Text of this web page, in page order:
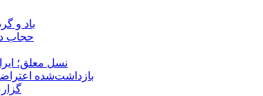
باد و
حجاب
نسل معلق؛
۱۵۹ بازداشت‌شده